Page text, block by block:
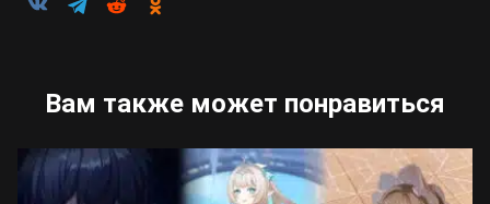
Вам также может понравиться